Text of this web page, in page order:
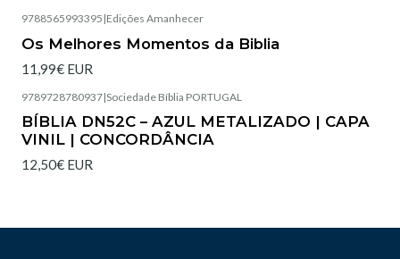
9788565993395 |Edições Amanhecer
Os Melhores Momentos da Biblia
11,99€ EUR
9789728780937|Sociedade Bíblia PORTUGAL
BÍBLIA DN52C – AZUL METALIZADO | CAPA
VINIL | CONCORDÂNCIA
12,50€ EUR